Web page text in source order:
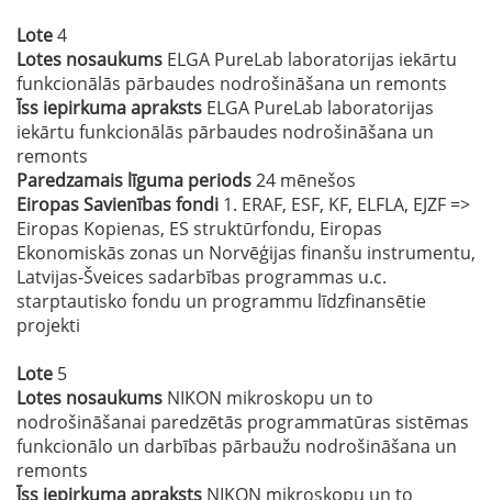
Lote4
Lotes nosaukums ELGA PureLab laboratorijas iekārtu
funkcionālās pārbaudes nodrošināšana un remonts
Īss iepirkuma apraksts ELGA PureLab laboratorijas
iekārtu funkcionālās pārbaudes nodrošināšana un
remonts
Paredzamais līguma periods24 mēnešos
Eiropas Savienības fondi 1. ERAF, ESF, KF, ELFLA, EJZF =>
Eiropas Kopienas, ES struktūrfondu, Eiropas
Ekonomiskās zonas un Norvēģijas finanšu instrumentu,
Latvijas-Šveices sadarbības programmas u.c.
starptautisko fondu un programmu līdzfinansētie
projekti
Lote 5
Lotes nosaukums NIKON mikroskopu un to
nodrošināšanai paredzētās programmatūras sistēmas
funkcionālo un darbības pārbaužu nodrošināšana un
remonts
Īss iepirkuma apraksts NIKON mikroskopu un to